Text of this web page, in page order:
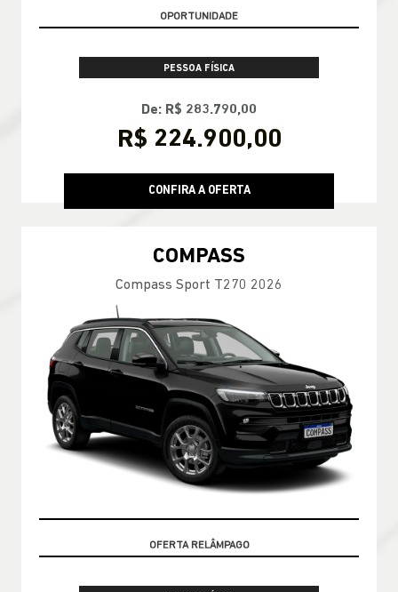
PESSOA FÍSICA
De: R$ 283.790,00
R$ 224.900,00
CONFIRA A OFERTA
COMPASS
Compass Sport T270 2026
VALOR COM SEU USADO NA TROCA